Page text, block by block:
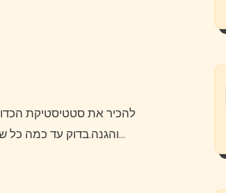
להכיר את סטטיסטיקת הכדורסל של שחקנים בודדים.להסתכל על החולשה והחוזק שלהם במונחים של התקפה
והגנה.בדוק עד כמה כל שחקן מוטיבציה לנצח במשחק וגם בהופעות העבר שלו.גם אתה צריך ללמוד בקפידה…